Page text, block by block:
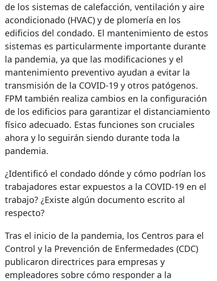
de los sistemas de calefacción, ventilación y aire
acondicionado (HVAC) y de plomería en los
edificios del condado. El mantenimiento de estos
sistemas es particularmente importante durante
la pandemia, ya que las modificaciones y el
mantenimiento preventivo ayudan a evitar la
transmisión de la COVID-19 y otros patógenos.
FPM también realiza cambios en la configuración
de los edificios para garantizar el distanciamiento
físico adecuado. Estas funciones son cruciales
ahora y lo seguirán siendo durante toda la
pandemia.
¿Identificó el condado dónde y cómo podrían los
trabajadores estar expuestos a la COVID-19 en el
trabajo? ¿Existe algún documento escrito al
respecto?
Tras el inicio de la pandemia, los Centros para el
Control y la Prevención de Enfermedades (CDC)
publicaron directrices para empresas y
empleadores sobre cómo responder a la